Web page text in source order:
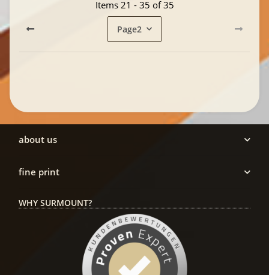
Items 21 - 35 of 35
Page2
about us
fine print
WHY SURMOUNT?